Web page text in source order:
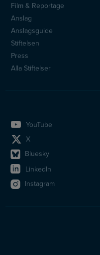
Sidfotsmeny
Film & Reportage
Anslag
Anslagsguide
Stiftelsen
Press
Alla Stiftelser
YouTube
X
Bluesky
LinkedIn
Instagram